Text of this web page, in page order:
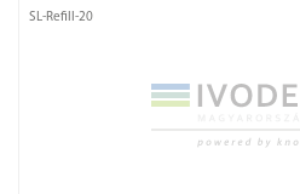
SL-Refill-20